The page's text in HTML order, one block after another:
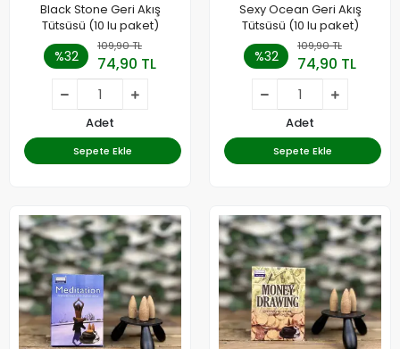
Black Stone Geri Akış
Tütsüsü (10 lu paket)
%32
109,90 TL
74,90 TL
Adet
Sepete Ekle
Sexy Ocean Geri Akış
Tütsüsü (10 lu paket)
%32
109,90 TL
74,90 TL
Adet
Sepete Ekle